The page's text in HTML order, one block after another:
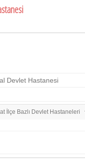
Devlet Hastanesi